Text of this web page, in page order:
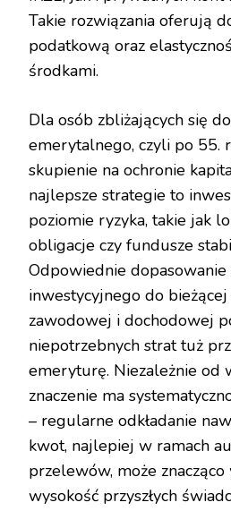
Takie rozwiązania oferują
podatkową oraz
środkami.
Dla osób zbliżających się
emerytalnego, czyli po 55.
skupienie na ochronie
najlepsze strategie to
poziomie ryzyka, takie jak
obligacje czy fundusze
Odpowiednie
inwestycyjnego do
zawodowej i dochodowej
niepotrzebnych strat tuż
emeryturę. Niezależnie od
znaczenie ma
– regularne odkładanie
kwot, najlepiej w ramach
przelewów, może znacząco
wysokość przyszłych